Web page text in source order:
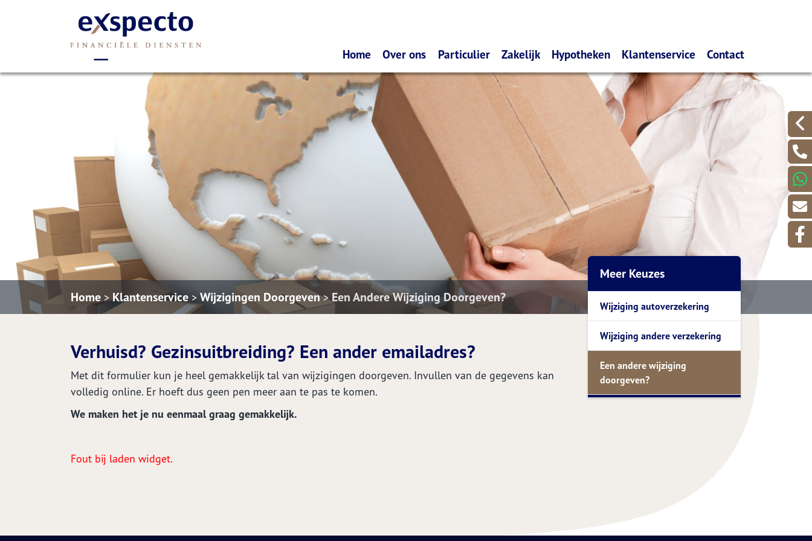
Home Over ons
Diensten via uw smartphone
Wat doen wij?
Hoe denken wij over verzekeren
Hoe denken wij over
spaardiensten
Hoe denken wij over uw pensioen
Hypotheekadvisering
Particulier Zakelijk
Ondernemers
Werkgevers
Hypotheken
Oeps, een hypotheek. (filmpje)
Belangrijk om te weten
De huidige rentes
De renteverwachting
Hier kunt u uitgebreid uw
hypotheek berekenen
Gelijk een offerte aanvragen?
Klantenservice
Wijzigingen doorgeven
Schades melden
Serviceformulieren
Aanvraagformulieren
Waardemeters
Mijn polismap
Contact
Home > Klantenservice > Wijzigingen Doorgeven > Een Andere Wijziging Doorgeven?
Verhuisd? Gezinsuitbreiding? Een ander emailadres?
Met dit formulier kun je heel gemakkelijk tal van wijzigingen doorgeven. Invullen van de gegevens kan
volledig online. Er hoeft dus geen pen meer aan te pas te komen.
We maken het je nu eenmaal graag gemakkelijk.
Fout bij laden widget.
Meer Keuzes
Wijziging autoverzekering
Wijziging andere verzekering
Een andere wijziging
doorgeven?